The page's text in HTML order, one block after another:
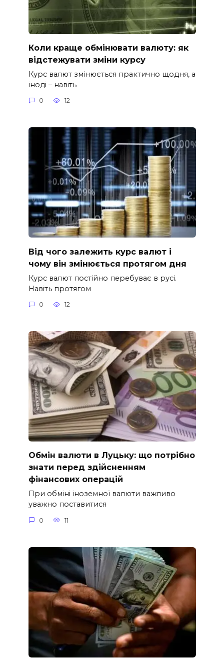
Коли краще обмінювати валюту: як
відстежувати зміни курсу
Курс валют змінюється практично щодня, а
іноді – навіть
0 12
Від чого залежить курс валют і
чому він змінюється протягом дня
Курс валют постійно перебуває в русі.
Навіть протягом
0 12
Обмін валюти в Луцьку: що потрібно
знати перед здійсненням
фінансових операцій
При обміні іноземної валюти важливо
уважно поставитися
0 11